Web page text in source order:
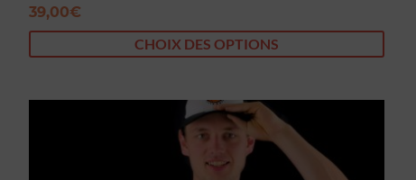
39,00€
CHOIX DES OPTIONS